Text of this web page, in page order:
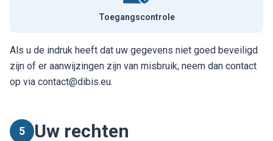
Toegangscontrole
Als u de indruk heeft dat uw gegevens niet goed beveiligd
zijn of er aanwijzingen zijn van misbruik, neem dan contact
op via contact@dibis.eu.
5 Uw rechten